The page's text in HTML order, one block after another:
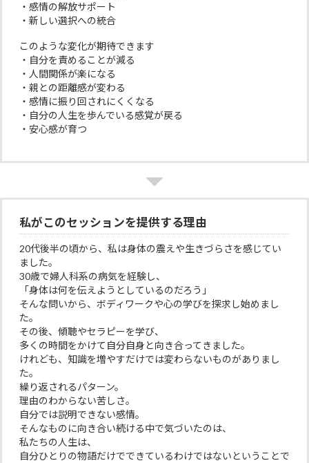
・感情の解放サポート
・新しい選択への統合
このような変化が期待できます
・自分を責めることが減る
・人間関係が楽になる
・親との距離感が変わる
・感情に振り回されにくくなる
・自分の人生を歩んでいる感覚が戻る
・安心感が育つ
私がこのセッションを提供する理由
20代後半の頃から、私は身体の震えや生きづらさを感じてい
ました。
30歳で婦人科系の病気を経験し、
「身体は何を伝えようとしているのだろう」
そんな問いから、ボディワークや心の学びを探求し始めまし
た。
その後、傾聴やセラピーを学び、
多くの時間をかけて自分自身と向き合ってきました。
けれども、知識を増やすだけでは変わらないものがありまし
た。
繰り返されるパターン。
理由のわからない苦しさ。
自分では説明できない感情。
そんなものに向き合い続ける中で気づいたのは、
私たちの人生は、
自分ひとりの物語だけでできているわけではないということで